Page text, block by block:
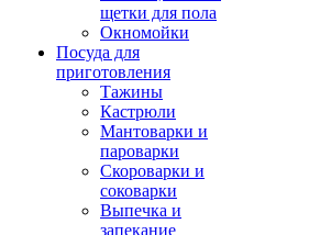
щетки для пола
Окномойки
Посуда для
приготовления
Тажины
Кастрюли
Мантоварки и
пароварки
Скороварки и
соковарки
Выпечка и
запекание